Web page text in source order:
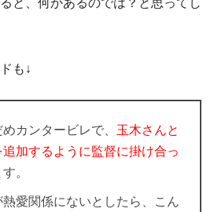
と、何かあるのでは？と思ってし
も↓
カンタービレで、 玉木さんと
加するように監督に掛け合っ
。
熱愛関係にないとしたら、こん